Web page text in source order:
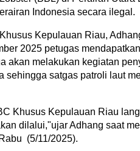
Indonesia secara ilegal.
Kepulauan Riau,
2025 petugas
akan melakukan kegiatan
sehingga satgas patroli laut
Khusus Kepulauan Riau
dilalui,"ujar Adhang saat
(5/11/2025).